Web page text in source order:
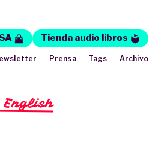
Tienda audio libros
Prensa Tags Archivo